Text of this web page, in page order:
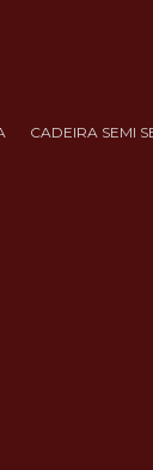
CADEIRA SEMI